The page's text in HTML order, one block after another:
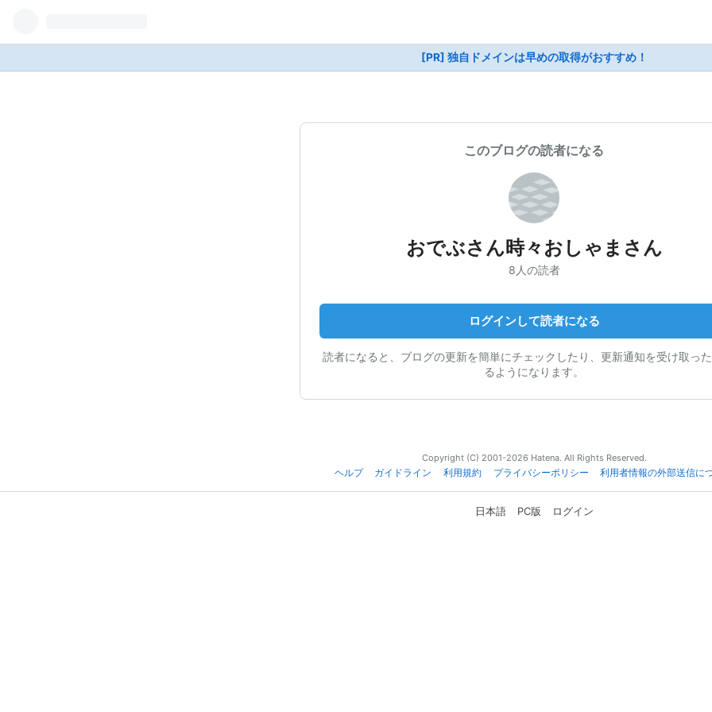
[PR] 独自ドメインは早めの取得がおすすめ！
このブログの読者になる
おでぶさん時々おしゃまさん
8人の読者
ログインして読者になる
読者になると、ブログの更新を簡単にチェックしたり、更新通知を受け取っ
るようになります。
Copyright (C) 2001-2026 Hatena. All Rights Reserved.
ヘルプ
ガイドライン 利用規約 プライバシーポリシー 利用者情報の外部送信に
日本語 PC版 ログイン